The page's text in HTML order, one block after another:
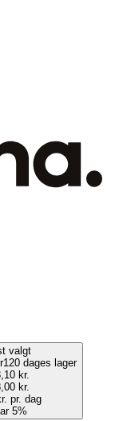
valgt
120 dages lager
kr.
kr.
pr. dag
5%